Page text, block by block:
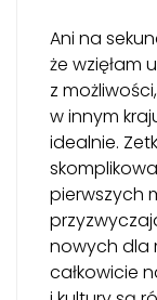
Ani na
że wzięłam
z
w innym
idealnie.
pierwszych
nowych dla
całkowicie